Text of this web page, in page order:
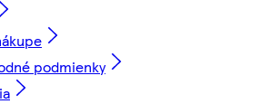
podmienky